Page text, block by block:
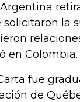
la
en Colombia.
fue
de